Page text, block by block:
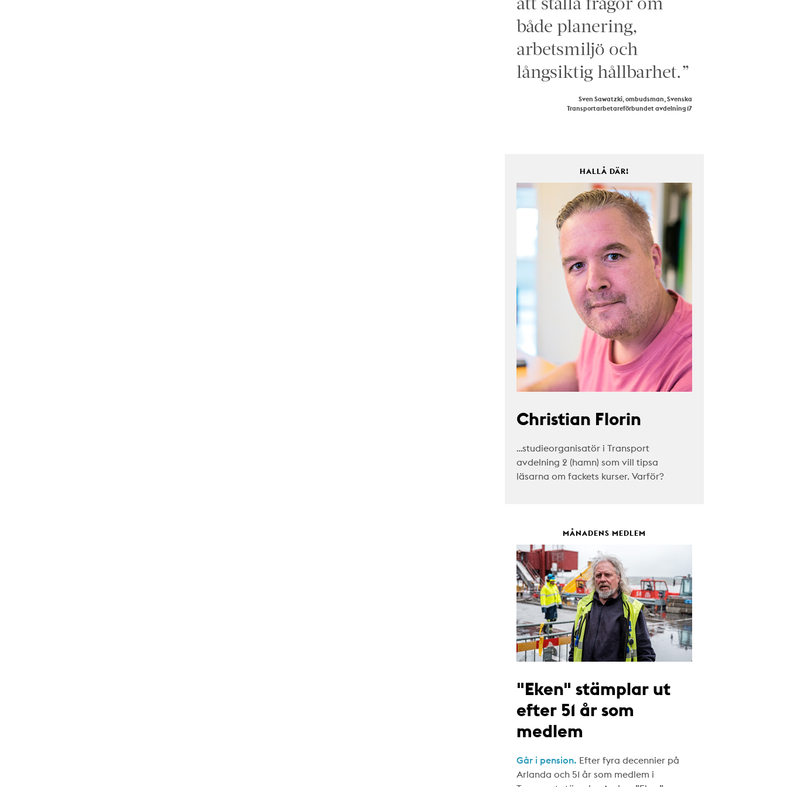
både planering,
arbetsmiljö och
långsiktig hållbarhet.”
Sven Sawatzki, ombudsman, Svenska
Transportarbetareförbundet avdelning 17
HALLÅ DÄR!
Christian Florin
…studieorganisatör i Transport
avdelning 2 (hamn) som vill tipsa
läsarna om fackets kurser. Varför?
MÅNADENS MEDLEM
"Eken" stämplar ut
efter 51 år som
medlem
Går i pension. Efter fyra decennier på
Arlanda och 51 år som medlem i